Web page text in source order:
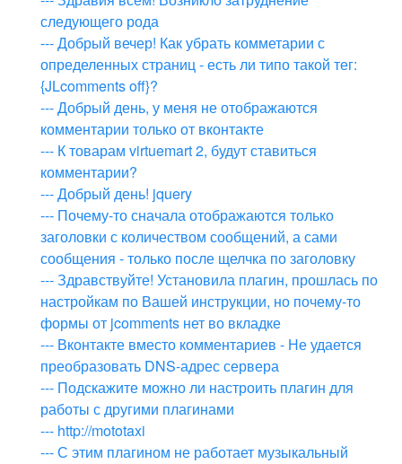
следующего рода
--- Добрый вечер! Как убрать комметарии с
определенных страниц - есть ли типо такой тег:
{JLcomments off}?
--- Добрый день, у меня не отображаются
комментарии только от вконтакте
--- К товарам virtuemart 2, будут ставиться
комментарии?
--- Добрый день! jquery
--- Почему-то сначала отображаются только
заголовки с количеством сообщений, а сами
сообщения - только после щелчка по заголовку
--- Здравствуйте! Установила плагин, прошлась по
настройкам по Вашей инструкции, но почему-то
формы от jcomments нет во вкладке
--- Вконтакте вместо комментариев - Не удается
преобразовать DNS-адрес сервера
--- Подскажите можно ли настроить плагин для
работы с другими плагинами
--- http://mototaxi
--- С этим плагином не работает музыкальный